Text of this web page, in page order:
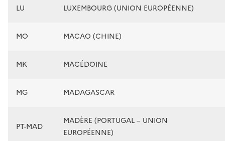
LU LUXEMBOURG (UNION EUROPÉENNE)
MO MACAO (CHINE)
MK MACÉDOINE
MG MADAGASCAR
PT-MAD
MADÈRE (PORTUGAL – UNION
EUROPÉENNE)